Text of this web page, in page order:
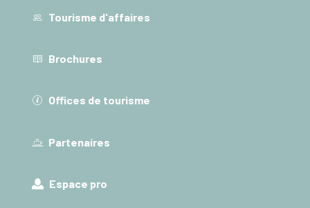
Tourisme d'affaires
Brochures
Offices de tourisme
Partenaires
Espace pro